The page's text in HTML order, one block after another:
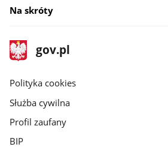
Na skróty
stopka
gov.pl
Strona
gov.pl
gov.pl
Polityka cookies
Służba cywilna
Profil zaufany
BIP